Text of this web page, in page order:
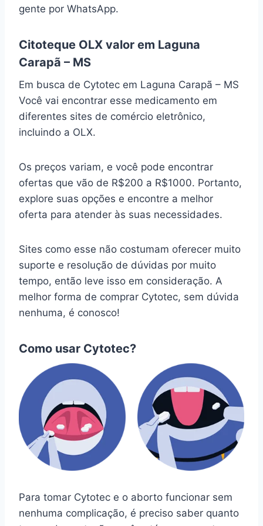
gente por WhatsApp.
Citoteque OLX valor em Laguna
Carapã – MS
Em busca de Cytotec em Laguna Carapã – MS
Você vai encontrar esse medicamento em
diferentes sites de comércio eletrônico,
incluindo a OLX.
Os preços variam, e você pode encontrar
ofertas que vão de R$200 a R$1000. Portanto,
explore suas opções e encontre a melhor
oferta para atender às suas necessidades.
Sites como esse não costumam oferecer muito
suporte e resolução de dúvidas por muito
tempo, então leve isso em consideração. A
melhor forma de comprar Cytotec, sem dúvida
nenhuma, é conosco!
Como usar Cytotec?
Para tomar Cytotec e o aborto funcionar sem
nenhuma complicação, é preciso saber quanto